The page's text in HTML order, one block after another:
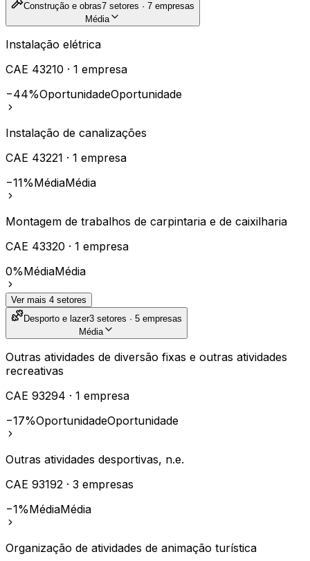
Construção e obras7 setores · 7 empresas
Média
Instalação elétrica
CAE 43210 · 1 empresa
−44%OportunidadeOportunidade
Instalação de canalizações
CAE 43221 · 1 empresa
−11%MédiaMédia
Montagem de trabalhos de carpintaria e de caixilharia
CAE 43320 · 1 empresa
0%MédiaMédia
Ver mais 4 setores
Desporto e lazer3 setores · 5 empresas
Média
Outras atividades de diversão fixas e outras atividades
recreativas
CAE 93294 · 1 empresa
−17%OportunidadeOportunidade
Outras atividades desportivas, n.e.
CAE 93192 · 3 empresas
−1%MédiaMédia
Organização de atividades de animação turística